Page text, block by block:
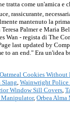
tratta come
rassicurante,
mantenuto la
Palmer e Maria
Wan - regista di The
last updated by
an end." Era
Oatmeal Cookies Without
Slang, Wainwright Police
Window Sill Covers,
, Orbea Alma